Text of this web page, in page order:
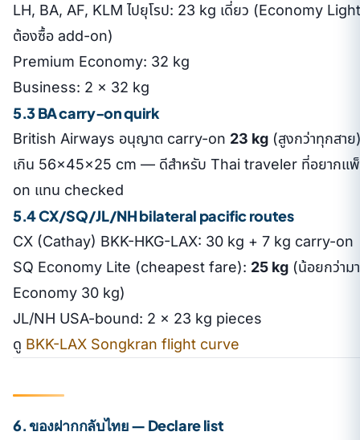
LH, BA, AF, KLM ไปยุโรป: 23 kg เดี่ยว (Economy
ต้องซื้อ add-on)
Premium Economy: 32 kg
Business: 2 × 32 kg
5.3 BA carry-on quirk
British Airways อนุญาต carry-on 23 kg (สูงกว่าทุกสา
เกิน 56×45×25 cm — ดีสำหรับ Thai traveler ที่อยากแ
on แทน checked
5.4 CX/SQ/JL/NH bilateral pacific routes
CX (Cathay) BKK-HKG-LAX: 30 kg + 7 kg carry-on
SQ Economy Lite (cheapest fare): 25 kg (น้อยกว่าม
Economy 30 kg)
JL/NH USA-bound: 2 × 23 kg pieces
ดู BKK-LAX Songkran flight curve
6. ของฝากกลับไทย — Declare list